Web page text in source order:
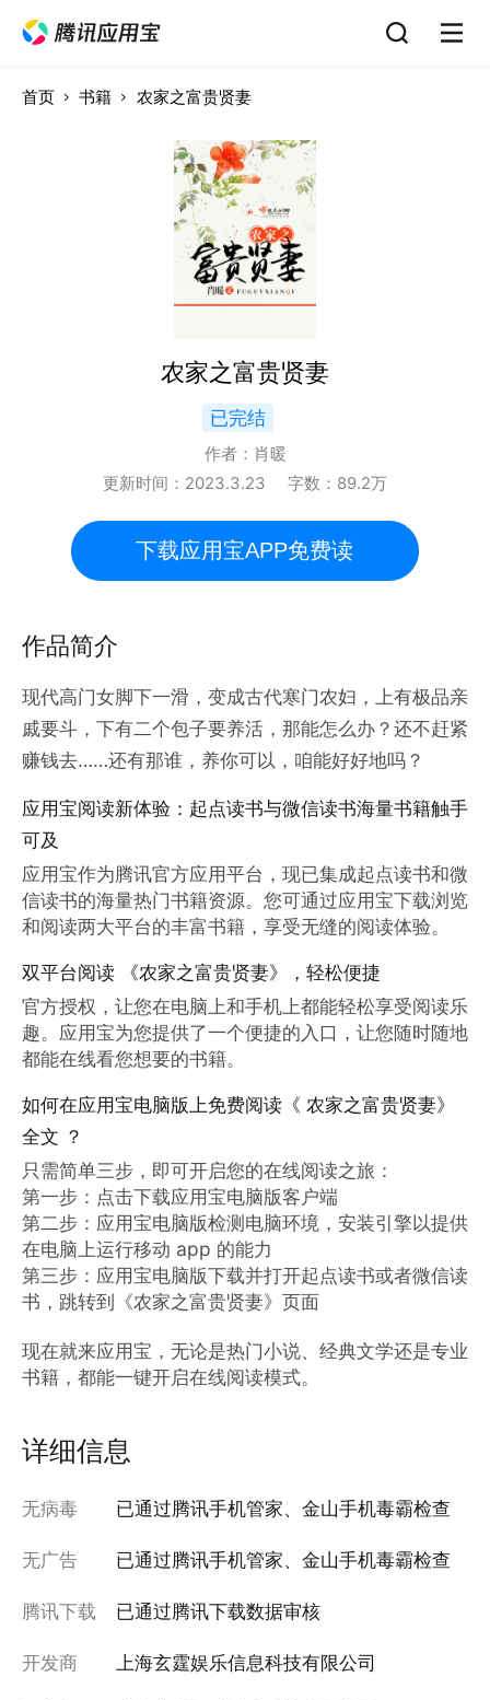
首页 书籍 农家之富贵贤妻
农家之富贵贤妻
已完结
作者： 肖暖
更新时间： 2023.3.23 字数： 89.2万
下载应用宝APP免费读
作品简介
现代高门女脚下一滑，变成古代寒门农妇，上有极品亲
戚要斗，下有二个包子要养活，那能怎么办？还不赶紧
赚钱去……还有那谁，养你可以，咱能好好地吗？
应用宝阅读新体验：起点读书与微信读书海量书籍触手
可及
应用宝作为腾讯官方应用平台，现已集成起点读书和微
信读书的海量热门书籍资源。您可通过应用宝下载浏览
和阅读两大平台的丰富书籍，享受无缝的阅读体验。
双平台阅读 《农家之富贵贤妻》，轻松便捷
官方授权，让您在电脑上和手机上都能轻松享受阅读乐
趣。应用宝为您提供了一个便捷的入口，让您随时随地
都能在线看您想要的书籍。
如何在应用宝电脑版上免费阅读《 农家之富贵贤妻》
全文 ？
只需简单三步，即可开启您的在线阅读之旅：
第一步：点击下载应用宝电脑版客户端
第二步：应用宝电脑版检测电脑环境，安装引擎以提供
在电脑上运行移动 app 的能力
第三步：应用宝电脑版下载并打开起点读书或者微信读
书，跳转到《农家之富贵贤妻》页面
现在就来应用宝，无论是热门小说、经典文学还是专业
书籍，都能一键开启在线阅读模式。
详细信息
无病毒 已通过腾讯手机管家、金山手机毒霸检查
无广告 已通过腾讯手机管家、金山手机毒霸检查
腾讯下载 已通过腾讯下载数据审核
开发商 上海玄霆娱乐信息科技有限公司